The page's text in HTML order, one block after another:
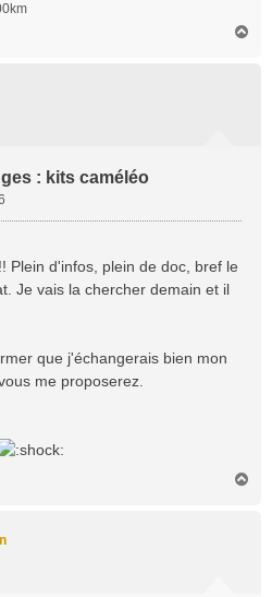
: kits caméléo
Plein d'infos, plein de doc, bref le
Je vais la chercher demain et il
que j'échangerais bien mon
me proposerez.